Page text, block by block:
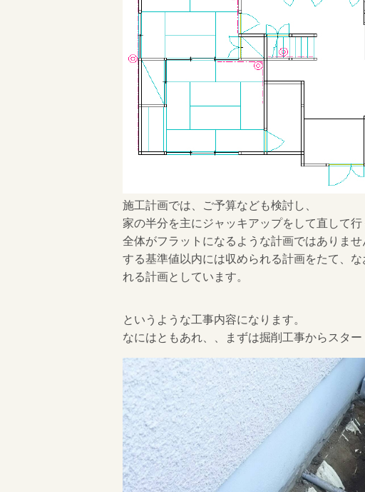
施工計画では、ご予算なども検討し、
家の半分を主にジャッキアップをして直して行
全体がフラットになるような計画ではありま
する基準値以内には収められる計画をたて、
れる計画としています。
というような工事内容になります。
なにはともあれ、、まずは掘削工事からスター